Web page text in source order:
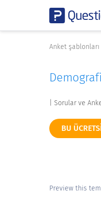
Anket şablonları
| Sorular ve
BU
Preview this